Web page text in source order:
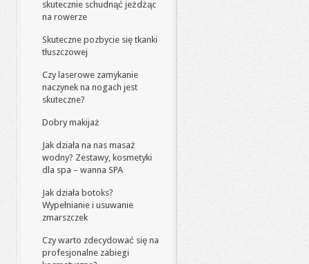
skutecznie schudnąć jeżdżąc
na rowerze
Skuteczne pozbycie się tkanki
tłuszczowej
Czy laserowe zamykanie
naczynek na nogach jest
skuteczne?
Dobry makijaż
Jak działa na nas masaż
wodny? Zestawy, kosmetyki
dla spa – wanna SPA
Jak działa botoks?
Wypełnianie i usuwanie
zmarszczek
Czy warto zdecydować się na
profesjonalne zabiegi